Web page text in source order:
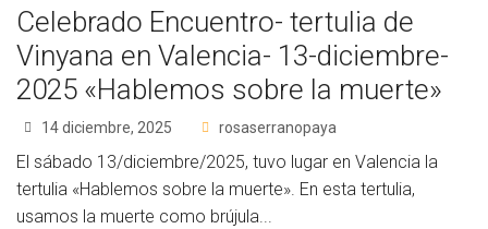
Celebrado Encuentro- tertulia de
Vinyana en Valencia- 13-diciembre-
2025 «Hablemos sobre la muerte»
14 diciembre, 2025 rosaserranopaya
El sábado 13/diciembre/2025, tuvo lugar en Valencia la
tertulia «Hablemos sobre la muerte». En esta tertulia,
usamos la muerte como brújula...